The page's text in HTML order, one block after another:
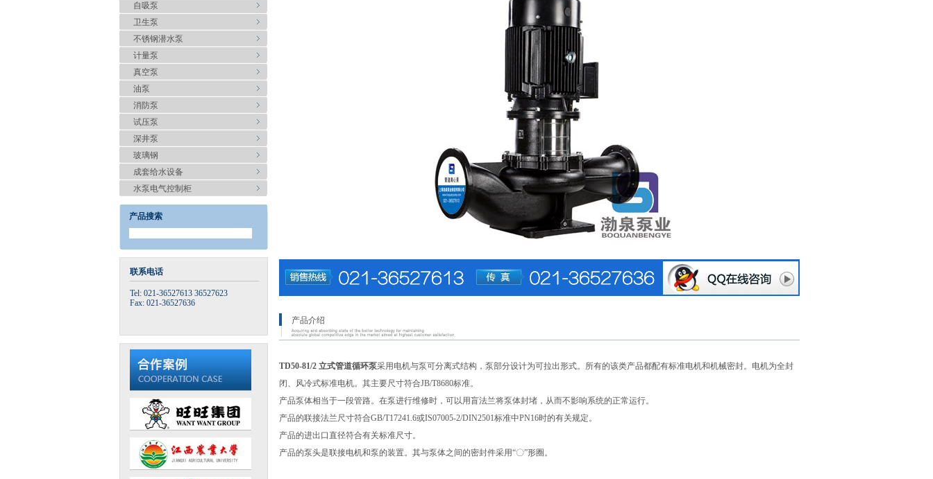
自吸泵
卫生泵
不锈钢潜水泵
计量泵
真空泵
油泵
消防泵
试压泵
深井泵
玻璃钢
成套给水设备
水泵电气控制柜
产品搜索
联系电话
Tel: 021-36527613 36527623
Fax: 021-36527636
产品介绍
TD50-81/2 立式管道循环泵采用电机与泵可分离式结构，泵部分设计为可拉出形式。所有的该类产品都配有标准电机和机械密封。电机为全封
闭、风冷式标准电机。其主要尺寸符合JB/T8680标准。
产品泵体相当于一段管路。在泵进行维修时，可以用盲法兰将泵体封堵，从而不影响系统的正常运行。
产品的联接法兰尺寸符合GB/T17241.6或IS07005-2/DIN2501标准中PN16时的有关规定。
产品的进出口直径符合有关标准尺寸。
产品的泵头是联接电机和泵的装置。其与泵体之间的密封件采用“〇”形圈。